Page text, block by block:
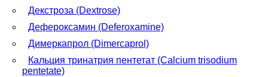
Декстроза (Dextrose)
Дефероксамин (Deferoxamine)
Димеркапрол (Dimercaprol)
Кальция тринатрия пентетат (Calcium trisodium
pentetate)